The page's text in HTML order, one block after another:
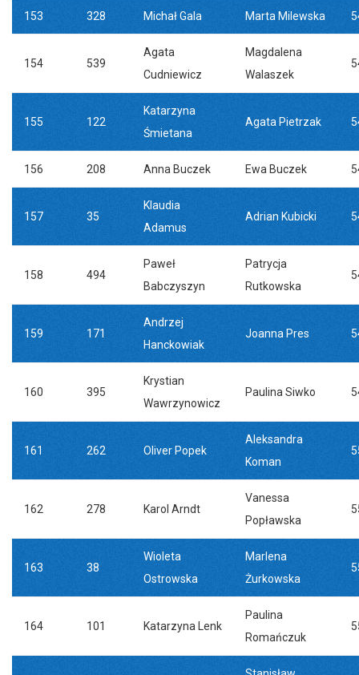
153 328 Michał Gala Marta Milewska
154 539
Agata
Cudniewicz
Magdalena
Walaszek
155 122
Katarzyna
Śmietana
Agata Pietrzak
156 208 Anna Buczek Ewa Buczek
157 35
Klaudia
Adamus
Adrian Kubicki
158 494
Paweł
Babczyszyn
Patrycja
Rutkowska
159 171
Andrzej
Hanckowiak
Joanna Pres
160 395
Krystian
Wawrzynowicz
Paulina Siwko
161 262 Oliver Popek
Aleksandra
Koman
162 278 Karol Arndt
Vanessa
Popławska
163 38
Wioleta
Ostrowska
Marlena
Żurkowska
164 101 Katarzyna Lenk
Paulina
Romańczuk